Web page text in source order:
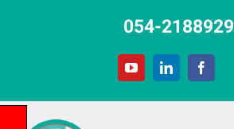
054-2188929
Facebook
LinkedIn
YouTube